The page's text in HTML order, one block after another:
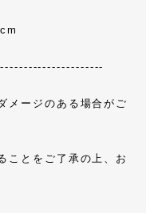
メージのある場合がご
ことをご了承の上、お